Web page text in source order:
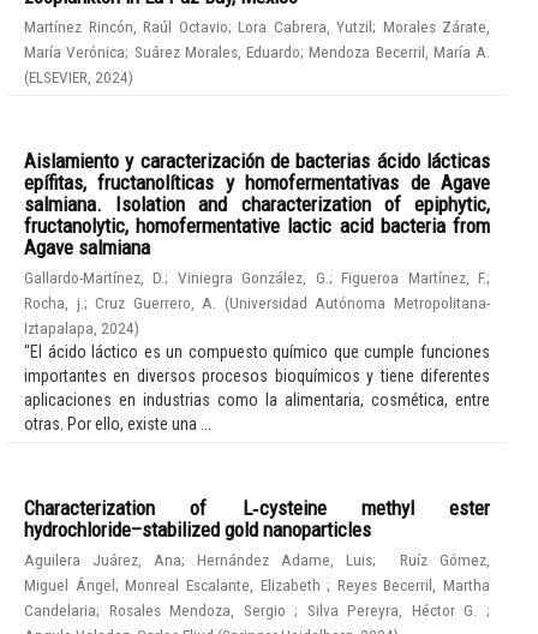
Martínez Rincón, Raúl Octavio; Lora Cabrera, Yutzil; Morales Zárate,
María Verónica; Suárez Morales, Eduardo;Mendoza Becerril, María A.
(ELSEVIER 2024)
Aislamiento y caracterización de bacterias ácido lácticas
epífitas, fructanolíticas y homofermentativas de Agave
salmiana. Isolation and characterization of epiphytic,
fructanolytic, homofermentative lactic acid bacteria from
Agave salmiana
Gallardo-Martínez, D.; Viniegra González, G. ;Figueroa Martínez, F.;
Rocha, j. ;Cruz Guerrero, A. (Universidad Autónoma Metropolitana-
Iztapalapa 2024)
"El ácido láctico es un compuesto químico que cumple funciones
importantes en diversos procesos bioquímicos y tiene diferentes
aplicaciones en industrias como la alimentaria, cosmética, entre
otras. Por ello, existe una ...
Characterization of L‑cysteine methyl ester
hydrochloride–stabilized gold nanoparticles
Aguilera Juárez, Ana; Hernández Adame, Luis;
Ruíz Gómez,
Miguel Ángel;Monreal Escalante, Elizabeth; Reyes Becerril, Martha
Candelaria; Rosales Mendoza, Sergio; Silva Pereyra, Héctor G.;